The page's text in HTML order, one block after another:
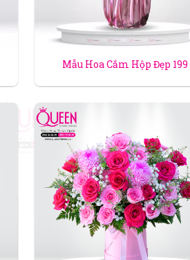
Mẫu Hoa Cắm Hộp Đẹp 199